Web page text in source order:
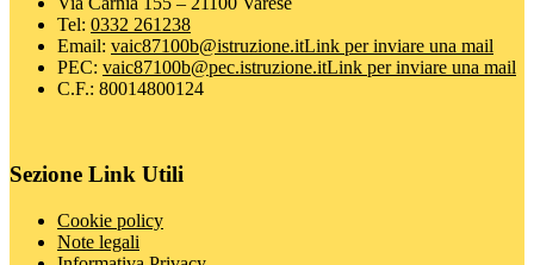
Tel: 0332 261238
Email: vaic87100b@istruzione.itLink per inviare una mail
PEC: vaic87100b@pec.istruzione.itLink per inviare una mail
C.F.: 80014800124
Sezione Link Utili
Cookie policy
Note legali